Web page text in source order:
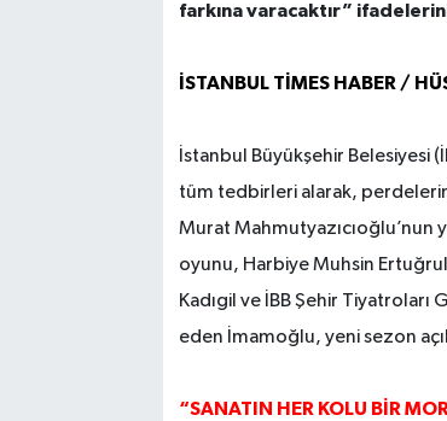
farkına varacaktır”
İSTANBUL TİMES HABER /
İstanbul Büyükşehir Belesiyesi
tüm tedbirleri alarak,
Murat
oyunu, Harbiye Muhsin
Kadıgil ve İBB Şehir
eden İmamoğlu, yeni sezon
“SANATIN HER KOLU BİR